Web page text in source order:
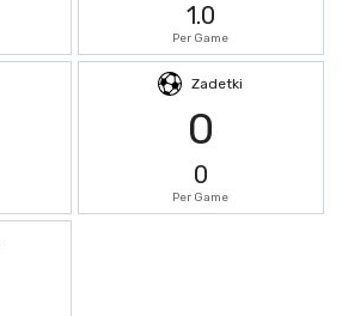
1.0
Per Game
Zadetki
0
0
Per Game